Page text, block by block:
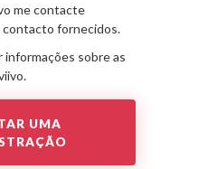
me contacte
contacto fornecidos.
sobre as